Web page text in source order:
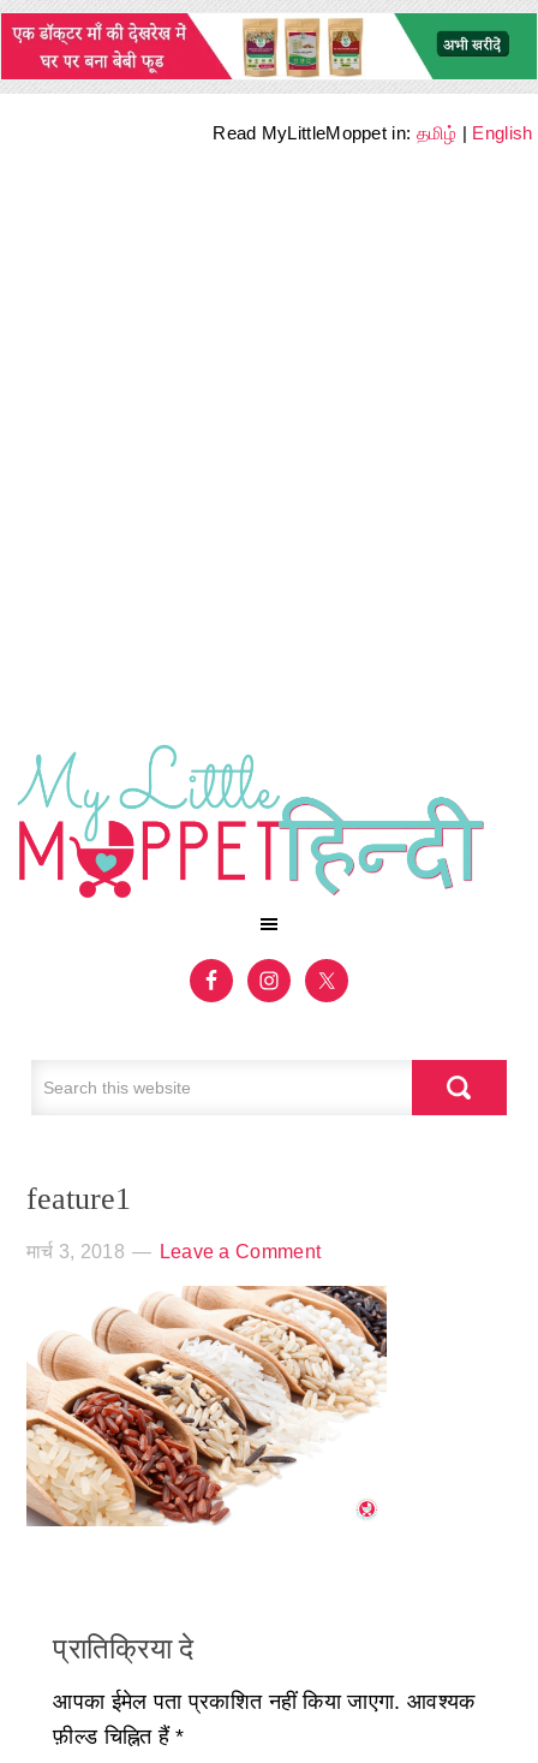
Read MyLittleMoppet in: தமிழ் | English
feature1
मार्च 3, 2018 Leave a Comment
प्रातिक्रिया दे
आपका ईमेल पता प्रकाशित नहीं किया जाएगा. आवश्यक
फ़ील्ड चिह्नित हैं*